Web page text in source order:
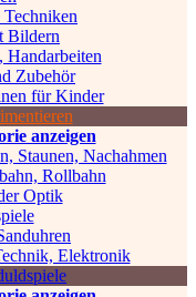
Techniken
Bildern
Handarbeiten
Zubehör
für Kinder
anzeigen
Staunen, Nachahmen
Rollbahn
Optik
Elektronik